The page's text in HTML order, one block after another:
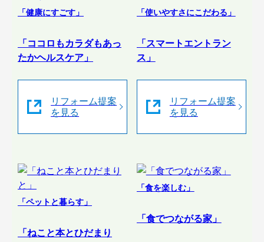
「健康にすごす」
「ココロもカラダもあっ
たかヘルスケア」
リフォーム提案
を見る
「使いやすさにこだわる」
「スマートエントラン
ス」
リフォーム提案
を見る
「ペットと暮らす」
「ねこと本とひだまり
「食を楽しむ」
「食でつながる家」